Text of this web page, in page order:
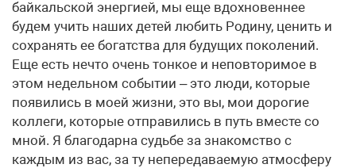
байкальской энергией, мы еще вдохновеннее
будем учить наших детей любить Родину, ценить и
сохранять ее богатства для будущих поколений.
Еще есть нечто очень тонкое и неповторимое в
этом недельном событии – это люди, которые
появились в моей жизни, это вы, мои дорогие
коллеги, которые отправились в путь вместе со
мной. Я благодарна судьбе за знакомство с
каждым из вас, за ту непередаваемую атмосферу